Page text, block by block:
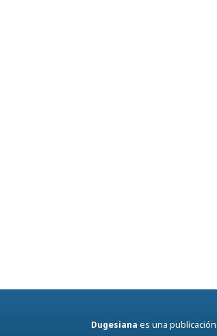
Dugesiana es una